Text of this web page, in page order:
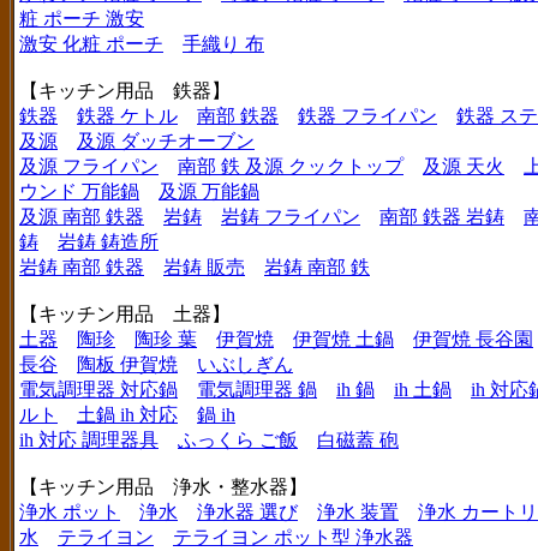
粧 ポーチ 激安
激安 化粧 ポーチ
手織り 布
【キッチン用品 鉄器】
鉄器
鉄器 ケトル 南部 鉄器 鉄器 フライパン
鉄器 ス
及源
及源 ダッチオーブン
及源 フライパン
南部 鉄 及源 クックトップ 及源 天火
ウンド 万能鍋
及源 万能鍋
及源 南部 鉄器
岩鋳 岩鋳 フライパン 南部 鉄器 岩鋳
鋳
岩鋳 鋳造所
岩鋳 南部 鉄器
岩鋳 販売 岩鋳 南部 鉄
【キッチン用品 土器】
土器
陶珍 陶珍 葉 伊賀焼 伊賀焼 土鍋
伊賀焼 長谷園
長谷
陶板 伊賀焼
いぶしぎん
電気調理器 対応鍋
電気調理器 鍋 ih 鍋 ih 土鍋
ih 対応
ルト
土鍋 ih 対応
鍋 ih
ih 対応 調理器具
ふっくら ご飯 白磁蓋 砲
【キッチン用品 浄水・整水器】
浄水 ポット
浄水 浄水器 選び 浄水 装置
浄水 カート
水
テライヨン
テライヨン ポット型 浄水器